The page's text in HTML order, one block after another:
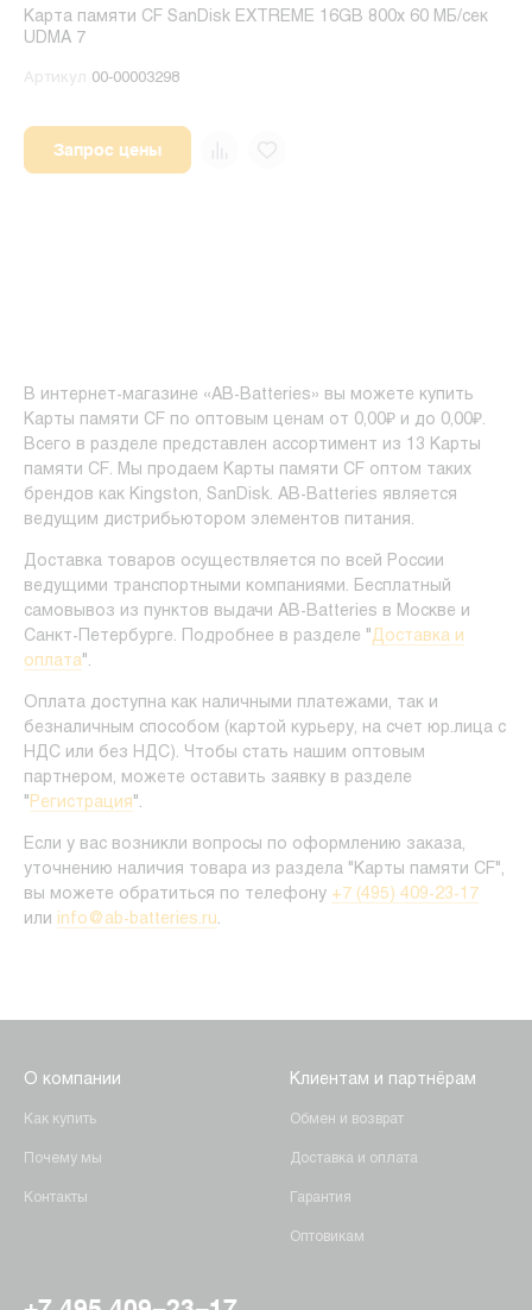
Карта памяти CF SanDisk EXTREME 16GB 800x 60 МБ/сек
UDMA 7
Артикул 00-00003298
Запрос цены
В интернет-магазине «AB-Batteries» вы можете купить
Карты памяти CF по оптовым ценам от 0,00₽ и до 0,00₽.
Всего в разделе представлен ассортимент из 13 Карты
памяти CF. Мы продаем Карты памяти CF оптом таких
брендов как Kingston, SanDisk. AB-Batteries является
ведущим дистрибьютором элементов питания.
Доставка товаров осуществляется по всей России
ведущими транспортными компаниями. Бесплатный
самовывоз из пунктов выдачи AB-Batteries в Москве и
Санкт-Петербурге. Подробнее в разделе "Доставка и
оплата".
Оплата доступна как наличными платежами, так и
безналичным способом (картой курьеру, на счет юр.лица с
НДС или без НДС). Чтобы стать нашим оптовым
партнером, можете оставить заявку в разделе
" Регистрация".
Если у вас возникли вопросы по оформлению заказа,
уточнению наличия товара из раздела "Карты памяти CF",
вы можете обратиться по телефону +7 (495) 409-23-17
или info@ab-batteries.ru.
О компании
Как купить
Почему мы
Контакты
Клиентам и партнёрам
Обмен и возврат
Доставка и оплата
Гарантия
Оптовикам